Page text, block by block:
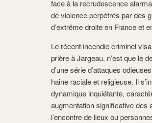
face à la recrudescence
de violence perpétrés par des
d’extrême droite en France et
Le récent incendie criminel
prière à Jargeau, n’est que le
d’une série d’attaques
haine raciale et religieuse. Il
dynamique inquiétante,
augmentation significative des
l’encontre de lieux ou